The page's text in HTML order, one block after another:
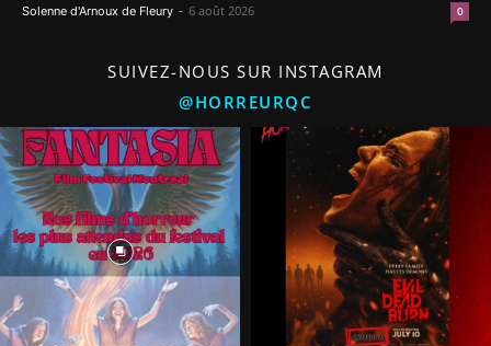
Solenne d'Arnoux de Fleury - 6 août 2026 0
SUIVEZ-NOUS SUR INSTAGRAM
@HORREURQC